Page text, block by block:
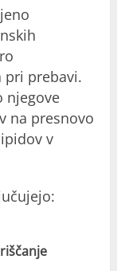
pri prebavi.
njegove
na presnovo
v